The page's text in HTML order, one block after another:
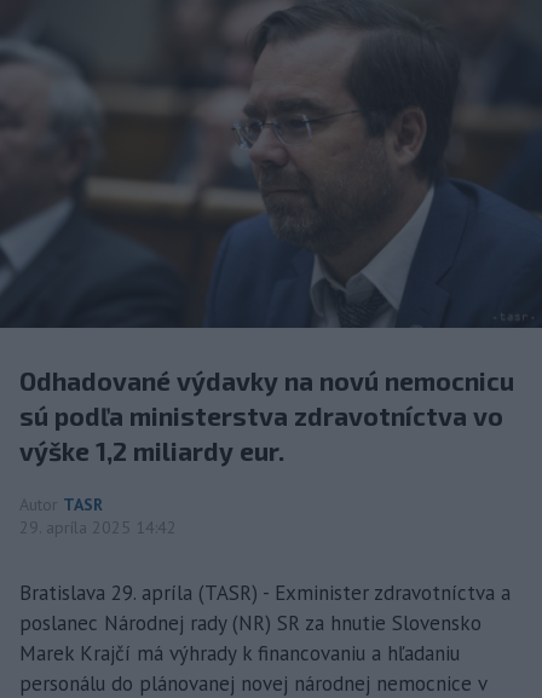
Odhadované výdavky na novú nemocnicu
sú podľa ministerstva zdravotníctva vo
výške 1,2 miliardy eur.
Autor TASR
29. apríla 2025 14:42
Bratislava 29. apríla (TASR) - Exminister zdravotníctva a
poslanec Národnej rady (NR) SR za hnutie Slovensko
Marek Krajčí má výhrady k financovaniu a hľadaniu
personálu do plánovanej novej národnej nemocnice v